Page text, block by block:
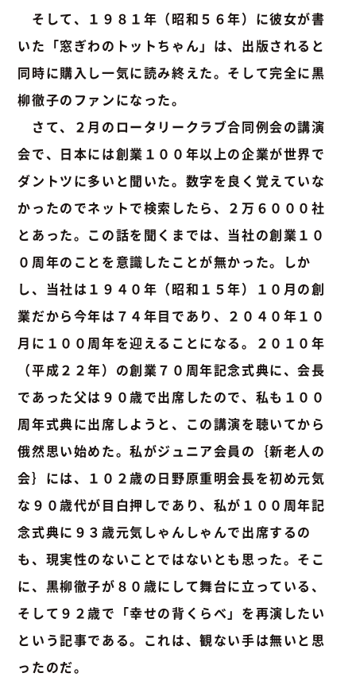
そして、１９８１年（昭和５６年）に彼女が書
いた「窓ぎわのトットちゃん」は、出版されると
同時に購入し一気に読み終えた。そして完全に黒
柳徹子のファンになった。
さて、２月のロータリークラブ合同例会の講演
会で、日本には創業１００年以上の企業が世界で
ダントツに多いと聞いた。数字を良く覚えていな
かったのでネットで検索したら、２万６０００社
とあった。この話を聞くまでは、当社の創業１０
０周年のことを意識したことが無かった。しか
し、当社は１９４０年（昭和１５年）１０月の創
業だから今年は７４年目であり、２０４０年１０
月に１００周年を迎えることになる。２０１０年
（平成２２年）の創業７０周年記念式典に、会長
であった父は９０歳で出席したので、私も１００
周年式典に出席しようと、この講演を聴いてから
俄然思い始めた。私がジュニア会員の｛新老人の
会｝には、１０２歳の日野原重明会長を初め元気
な９０歳代が目白押しであり、私が１００周年記
念式典に９３歳元気しゃんしゃんで出席するの
も、現実性のないことではないとも思った。そこ
に、黒柳徹子が８０歳にして舞台に立っている、
そして９２歳で「幸せの背くらべ」を再演したい
という記事である。これは、観ない手は無いと思
ったのだ。